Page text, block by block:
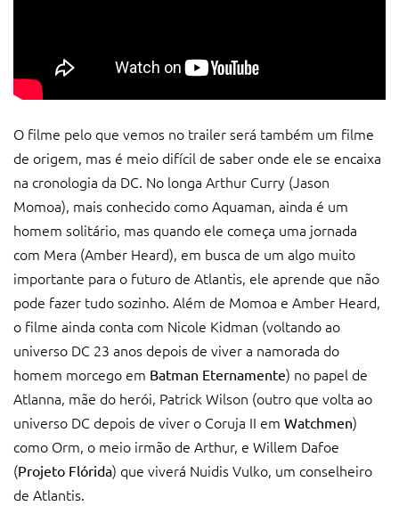
O filme pelo que vemos no trailer será também um filme
de origem, mas é meio difícil de saber onde ele se encaixa
na cronologia da DC. No longa Arthur Curry (Jason
Momoa), mais conhecido como Aquaman, ainda é um
homem solitário, mas quando ele começa uma jornada
com Mera (Amber Heard), em busca de um algo muito
importante para o futuro de Atlantis, ele aprende que não
pode fazer tudo sozinho. Além de Momoa e Amber Heard,
o filme ainda conta com Nicole Kidman (voltando ao
universo DC 23 anos depois de viver a namorada do
homem morcego em Batman Eternamente) no papel de
Atlanna, mãe do herói, Patrick Wilson (outro que volta ao
universo DC depois de viver o Coruja II em Watchmen)
como Orm, o meio irmão de Arthur, e Willem Dafoe
(Projeto Flórida) que viverá Nuidis Vulko, um conselheiro
de Atlantis.